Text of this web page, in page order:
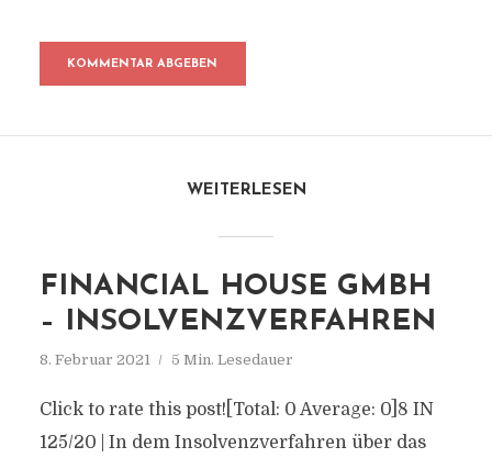
WEITERLESEN
FINANCIAL HOUSE GMBH
– INSOLVENZVERFAHREN
8. Februar 2021 5 Min. Lesedauer
Click to rate this post![Total: 0 Average: 0]8 IN
125/20 | In dem Insolvenzverfahren über das